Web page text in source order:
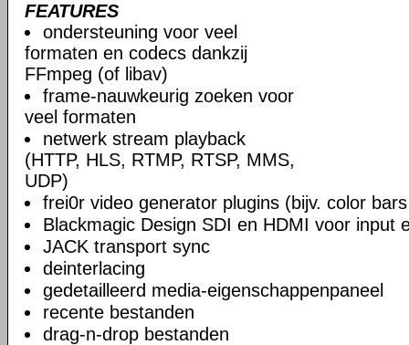
FEATURES
ondersteuning voor veel
formaten en codecs dankzij
FFmpeg (of libav)
frame-nauwkeurig zoeken voor
veel formaten
netwerk stream playback
(HTTP, HLS, RTMP, RTSP, MMS,
UDP)
frei0r video generator plugins (bijv. color
Blackmagic Design SDI en HDMI voor input
JACK transport sync
deinterlacing
gedetailleerd media-eigenschappenpaneel
recente bestanden
drag-n-drop bestanden